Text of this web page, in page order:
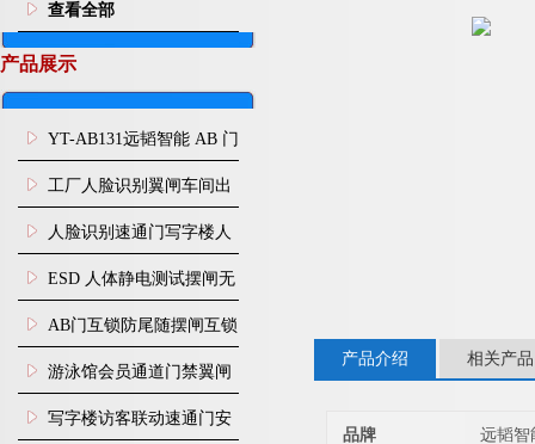
查看全部
产品展示
YT-AB131远韬智能 AB 门
闸机双通道互锁防尾随闸
机
工厂人脸识别翼闸车间出
入口人行通道门禁
人脸识别速通门写字楼人
行通道闸门禁设备
ESD 人体静电测试摆闸无
尘车间防静电闸机
AB门互锁防尾随摆闸互锁
闸机
游泳馆会员通道门禁翼闸
写字楼访客联动速通门安
产品介绍 相关产品
品牌 远韬智